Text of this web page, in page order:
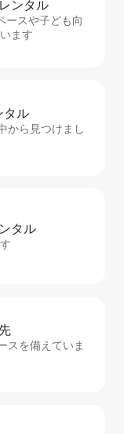
ン⁠タ⁠ル
ースや子ども向
ます
タ⁠ル
から見つけまし
タ⁠ル
スを備えていま